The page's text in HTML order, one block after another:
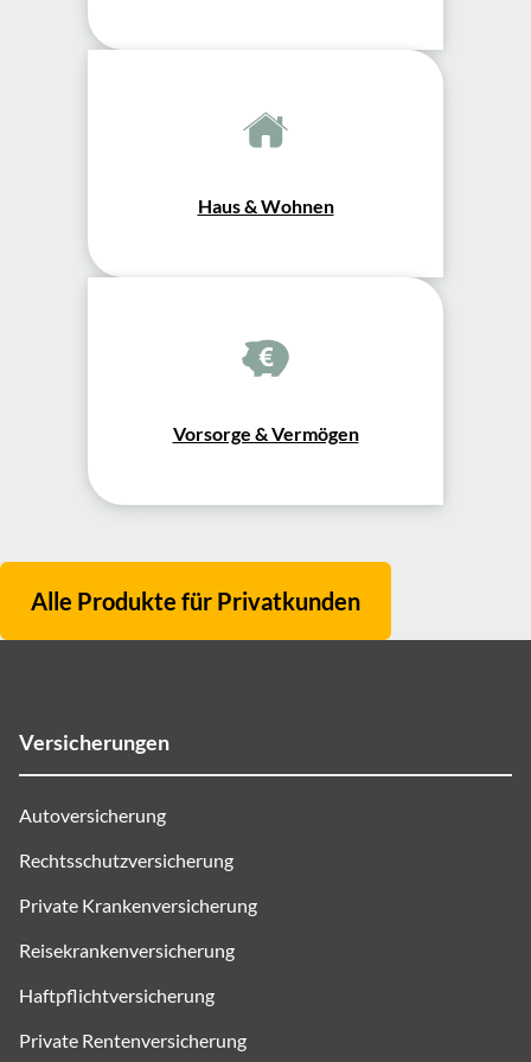
Haus & Wohnen
Vorsorge & Vermögen
Alle Produkte für Privatkunden
Versicherungen
Autoversicherung
Rechtsschutzversicherung
Private Krankenversicherung
Reisekrankenversicherung
Haftpflichtversicherung
Private Rentenversicherung